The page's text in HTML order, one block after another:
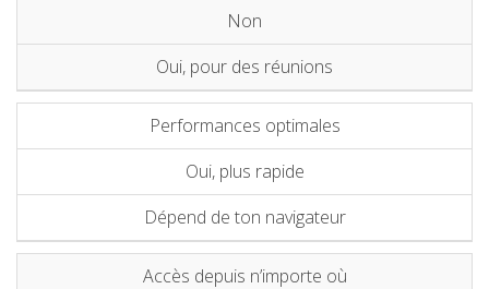
Non
Oui, pour des réunions
Performances optimales
Oui, plus rapide
Dépend de ton navigateur
Accès depuis n’importe où